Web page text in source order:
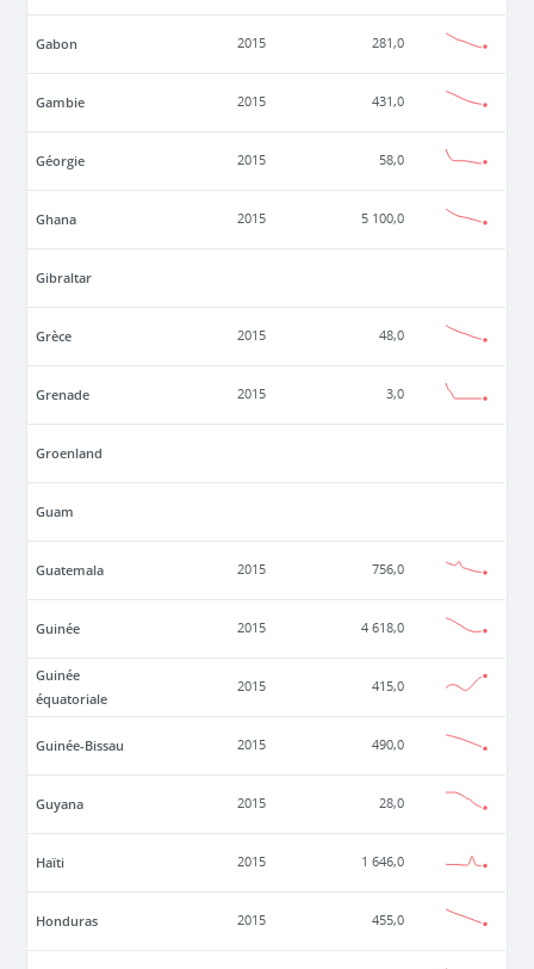
Gabon 2015 281,0
Gambie 2015 431,0
Géorgie 2015 58,0
Ghana 2015 5 100,0
Gibraltar
Grèce 2015 48,0
Grenade 2015 3,0
Groenland
Guam
Guatemala 2015 756,0
Guinée 2015 4 618,0
Guinée
équatoriale
2015 415,0
Guinée-Bissau 2015 490,0
Guyana 2015 28,0
Haïti 2015 1 646,0
Honduras 2015 455,0